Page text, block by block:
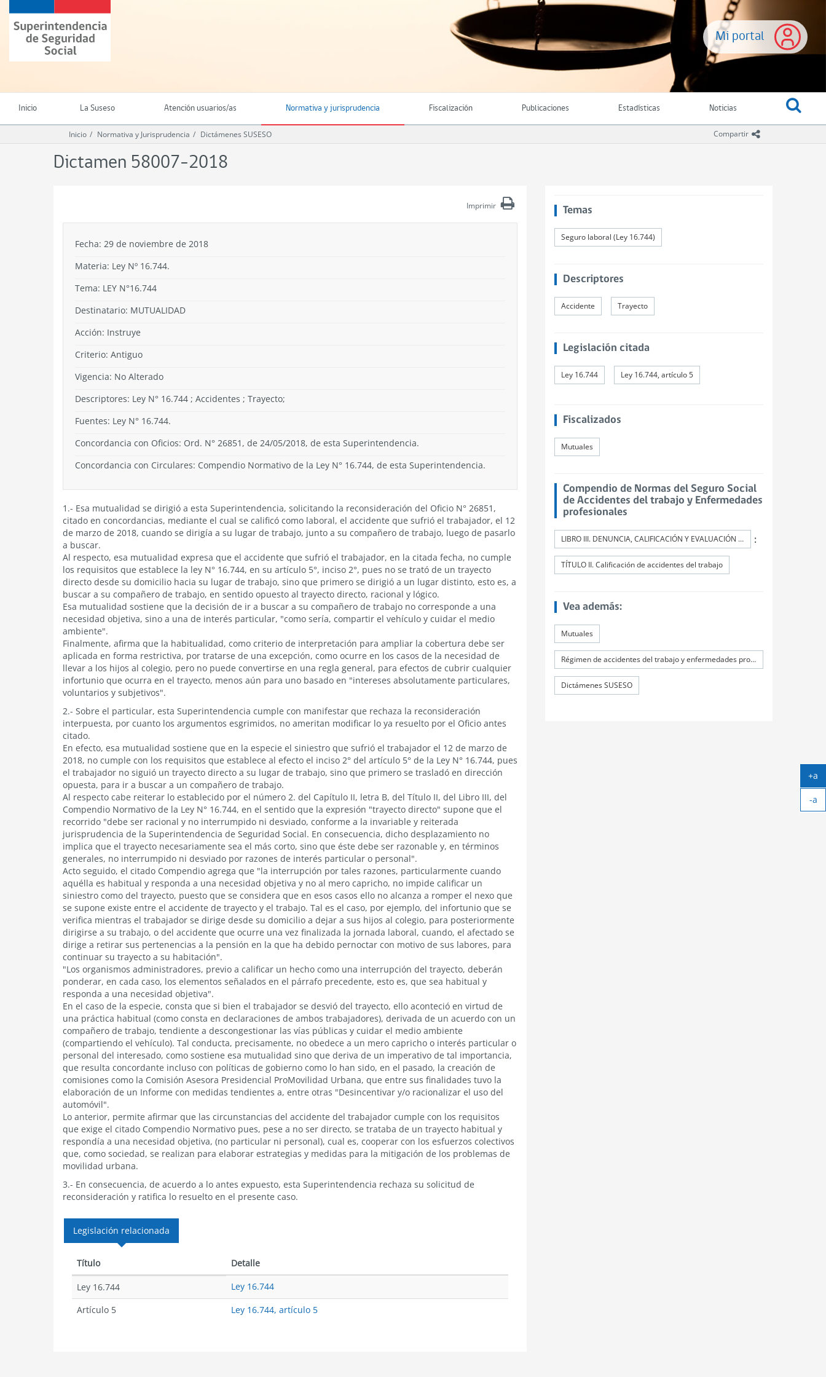
contenido
principal
Mi portal
Superintendencia
de
Seguridad
(SUSESO)
Chile
Inicio La Suseso Atención usuarios/as Normativa y jurisprudencia Fiscalización Publicaciones Estadísticas Noticias
Compartir icono compartir
Inicio Normativa y Jurisprudencia Dictámenes SUSESO
Dictamen 58007-2018
Imprimir
Fecha: 29 de noviembre de 2018
Materia: Ley Nº 16.744.
Tema: LEY N°16.744
Destinatario: MUTUALIDAD
Acción: Instruye
Criterio: Antiguo
Vigencia: No Alterado
Descriptores: Ley N° 16.744 ; Accidentes ; Trayecto;
Fuentes: Ley N° 16.744.
Concordancia con Oficios: Ord. N° 26851, de 24/05/2018, de esta Superintendencia.
Concordancia con Circulares: Compendio Normativo de la Ley N° 16.744, de esta Superintendencia.
1.- Esa mutualidad se dirigió a esta Superintendencia, solicitando la reconsideración del Oficio N° 26851,
citado en concordancias, mediante el cual se calificó como laboral, el accidente que sufrió el trabajador, el 12
de marzo de 2018, cuando se dirigía a su lugar de trabajo, junto a su compañero de trabajo, luego de pasarlo
a buscar.
Al respecto, esa mutualidad expresa que el accidente que sufrió el trabajador, en la citada fecha, no cumple
los requisitos que establece la ley N° 16.744, en su artículo 5°, inciso 2°, pues no se trató de un trayecto
directo desde su domicilio hacia su lugar de trabajo, sino que primero se dirigió a un lugar distinto, esto es, a
buscar a su compañero de trabajo, en sentido opuesto al trayecto directo, racional y lógico.
Esa mutualidad sostiene que la decisión de ir a buscar a su compañero de trabajo no corresponde a una
necesidad objetiva, sino a una de interés particular, "como sería, compartir el vehículo y cuidar el medio
ambiente".
Finalmente, afirma que la habitualidad, como criterio de interpretación para ampliar la cobertura debe ser
aplicada en forma restrictiva, por tratarse de una excepción, como ocurre en los casos de la necesidad de
llevar a los hijos al colegio, pero no puede convertirse en una regla general, para efectos de cubrir cualquier
infortunio que ocurra en el trayecto, menos aún para uno basado en "intereses absolutamente particulares,
voluntarios y subjetivos".
2.- Sobre el particular, esta Superintendencia cumple con manifestar que rechaza la reconsideración
interpuesta, por cuanto los argumentos esgrimidos, no ameritan modificar lo ya resuelto por el Oficio antes
citado.
En efecto, esa mutualidad sostiene que en la especie el siniestro que sufrió el trabajador el 12 de marzo de
2018, no cumple con los requisitos que establece al efecto el inciso 2° del artículo 5° de la Ley N° 16.744, pues
el trabajador no siguió un trayecto directo a su lugar de trabajo, sino que primero se trasladó en dirección
opuesta, para ir a buscar a un compañero de trabajo.
Al respecto cabe reiterar lo establecido por el número 2. del Capítulo II, letra B, del Título II, del Libro III, del
Compendio Normativo de la Ley N° 16.744, en el sentido que la expresión "trayecto directo" supone que el
recorrido "debe ser racional y no interrumpido ni desviado, conforme a la invariable y reiterada
jurisprudencia de la Superintendencia de Seguridad Social. En consecuencia, dicho desplazamiento no
implica que el trayecto necesariamente sea el más corto, sino que éste debe ser razonable y, en términos
generales, no interrumpido ni desviado por razones de interés particular o personal".
Acto seguido, el citado Compendio agrega que "la interrupción por tales razones, particularmente cuando
aquélla es habitual y responda a una necesidad objetiva y no al mero capricho, no impide calificar un
siniestro como del trayecto, puesto que se considera que en esos casos ello no alcanza a romper el nexo que
se supone existe entre el accidente de trayecto y el trabajo. Tal es el caso, por ejemplo, del infortunio que se
verifica mientras el trabajador se dirige desde su domicilio a dejar a sus hijos al colegio, para posteriormente
dirigirse a su trabajo, o del accidente que ocurre una vez finalizada la jornada laboral, cuando, el afectado se
dirige a retirar sus pertenencias a la pensión en la que ha debido pernoctar con motivo de sus labores, para
continuar su trayecto a su habitación".
"Los organismos administradores, previo a calificar un hecho como una interrupción del trayecto, deberán
ponderar, en cada caso, los elementos señalados en el párrafo precedente, esto es, que sea habitual y
responda a una necesidad objetiva".
En el caso de la especie, consta que si bien el trabajador se desvió del trayecto, ello aconteció en virtud de
una práctica habitual (como consta en declaraciones de ambos trabajadores), derivada de un acuerdo con un
compañero de trabajo, tendiente a descongestionar las vías públicas y cuidar el medio ambiente
(compartiendo el vehículo). Tal conducta, precisamente, no obedece a un mero capricho o interés particular o
personal del interesado, como sostiene esa mutualidad sino que deriva de un imperativo de tal importancia,
que resulta concordante incluso con políticas de gobierno como lo han sido, en el pasado, la creación de
comisiones como la Comisión Asesora Presidencial ProMovilidad Urbana, que entre sus finalidades tuvo la
elaboración de un Informe con medidas tendientes a, entre otras "Desincentivar y/o racionalizar el uso del
automóvil".
Lo anterior, permite afirmar que las circunstancias del accidente del trabajador cumple con los requisitos
que exige el citado Compendio Normativo pues, pese a no ser directo, se trataba de un trayecto habitual y
respondía a una necesidad objetiva, (no particular ni personal), cual es, cooperar con los esfuerzos colectivos
que, como sociedad, se realizan para elaborar estrategias y medidas para la mitigación de los problemas de
movilidad urbana.
3.- En consecuencia, de acuerdo a lo antes expuesto, esta Superintendencia rechaza su solicitud de
reconsideración y ratifica lo resuelto en el presente caso.
Legislación relacionada
Título Detalle
Ley 16.744
Ley 16.744
Artículo 5
Ley 16.744, artículo 5
Temas
Seguro laboral (Ley 16.744)
Descriptores
Accidente Trayecto
Legislación citada
Ley 16.744 Ley 16.744, artículo 5
Fiscalizados
Mutuales
Compendio de Normas del Seguro Social
de Accidentes del trabajo y Enfermedades
profesionales
LIBRO III. DENUNCIA, CALIFICACIÓN Y EVALUACIÓN DE INCAPACIDADES PERMANENTES :
TÍTULO II. Calificación de accidentes del trabajo
Vea además:
Mutuales
Régimen de accidentes del trabajo y enfermedades profesionales
Dictámenes SUSESO
+a
-a